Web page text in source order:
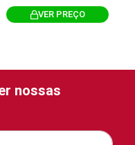
VER PREÇO
nossas